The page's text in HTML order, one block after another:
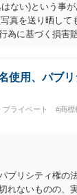
ない)という事
真を送り晒して
為に基づく損害
うで仕事が飛ん
益を請求する
かと思いますの
てください。
使用、パブ
プライベート #商標
ブリシティ権の
れないものの、